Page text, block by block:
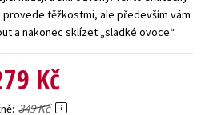
těžkostmi, ale především vám
a nakonec sklízet „sladké ovoce“.
Kč
349 Kč